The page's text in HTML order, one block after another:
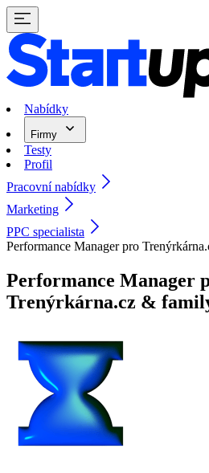
Nabídky
Firmy
Testy
Profil
Pracovní nabídky
Marketing
PPC specialista
Performance Manager pro
Performance Manager
Trenýrkárna.cz &